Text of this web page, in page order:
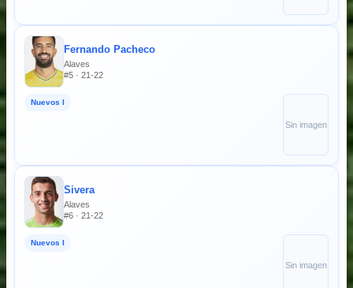
Fernando Pacheco
Alaves
#5 · 21-22
Nuevos I
Sin imagen
Sivera
Alaves
#6 · 21-22
Nuevos I
Sin imagen